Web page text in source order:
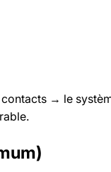
→ le